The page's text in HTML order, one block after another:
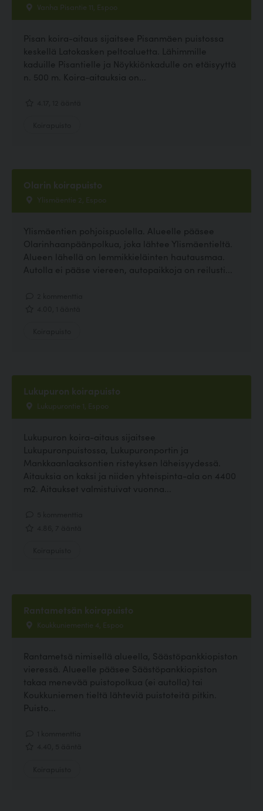
Vanha Pisantie 11, Espoo
Pisan koira-aitaus sijaitsee Pisanmäen puistossa
keskellä Latokasken peltoaluetta. Lähimmille
kaduille Pisantielle ja Nöykkiönkadulle on etäisyyttä
n. 500 m. Koira-aitauksia on...
Olarin koirapuisto
Ylismäentie 2, Espoo
Ylismäentien pohjoispuolella. Alueelle pääsee
Olarinhaanpäänpolkua, joka lähtee Ylismäentieltä.
Alueen lähellä on lemmikkieläinten hautausmaa.
Autolla ei pääse viereen, autopaikkoja on reilusti...
Lukupuron koirapuisto
Lukupurontie 1, Espoo
Lukupuron koira-aitaus sijaitsee
Lukupuronpuistossa, Lukupuronportin ja
Mankkaanlaaksontien risteyksen läheisyydessä.
Aitauksia on kaksi ja niiden yhteispinta-ala on 4400
m2. Aitaukset valmistuivat vuonna...
Rantametsän koirapuisto
Koukkuniementie 4, Espoo
Rantametsä nimisellä alueella, Säästöpankkiopiston
vieressä. Alueelle pääsee Säästöpankkiopiston
takaa menevää puistopolkua (ei autolla) tai
Koukkuniemen tieltä lähteviä puistoteitä pitkin.
Puisto...